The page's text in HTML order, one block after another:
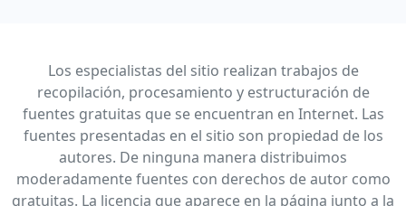
Los especialistas del sitio realizan trabajos de
recopilación, procesamiento y estructuración de
fuentes gratuitas que se encuentran en Internet. Las
fuentes presentadas en el sitio son propiedad de los
autores. De ninguna manera distribuimos
moderadamente fuentes con derechos de autor como
gratuitas. La licencia que aparece en la página junto a la